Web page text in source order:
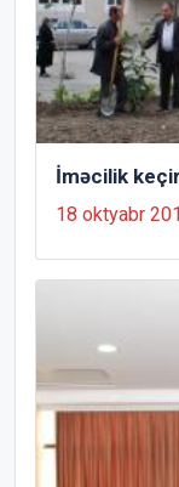
İməcilik
18 oktyabr